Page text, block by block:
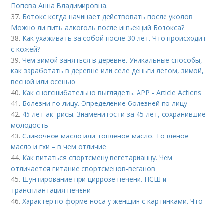
Попова Анна Владимировна.
37. Ботокс когда начинает действовать после уколов.
Можно ли пить алкоголь после инъекций Ботокса?
38. Как ухаживать за собой после 30 лет. Что происходит
с кожей?
39.Чем зимой заняться в деревне. Уникальные способы,
как заработать в деревне или селе деньги летом, зимой,
весной или осенью
40. Как сногсшибательно выглядеть. APP - Article Actions
41. Болезни по лицу. Определение болезней по лицу
42. 45 лет актрисы. Знаменитости за 45 лет, сохранившие
молодость
43.Сливочное масло или топленое масло. Топленое
масло и гхи – в чем отличие
44. Как питаться спортсмену вегетарианцу. Чем
отличается питание спортсменов-веганов
45. Шунтирование при циррозе печени. ПСШ и
трансплантация печени
46.Характер по форме носа у женщин с картинками. Что